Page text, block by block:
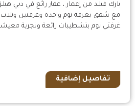
بارك فيلد من إعمار ، عقار رائع في دبي
مع شقق بغرفة نوم واحدة وغرفتين
غرفتي نوم بتشطيبات رائعة وتجربة
تفاصيل إضافية